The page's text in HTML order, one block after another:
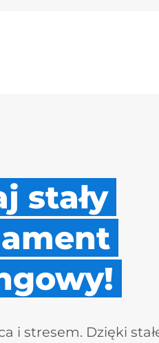
stały
i stresem. Dzięki